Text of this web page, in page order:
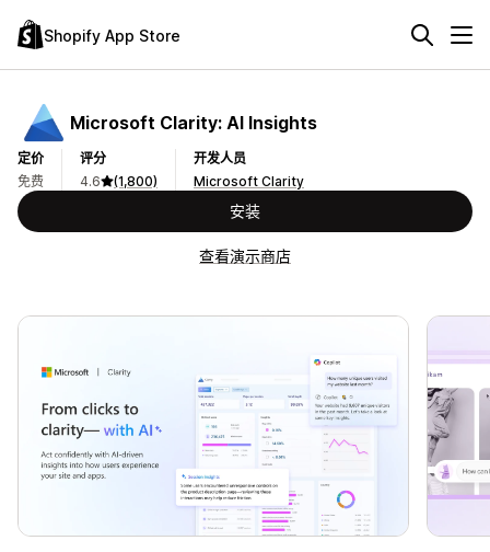
Shopify App Store
Microsoft Clarity: AI Insights
定价
免费
评分
4.6
(1,800)
开发人员
Microsoft Clarity
安装
查看演示商店